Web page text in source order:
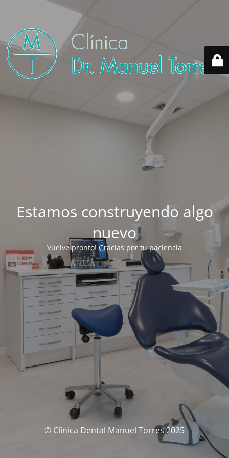
Estamos construyendo algo
nuevo
Vuelve pronto! Gracias por tu paciencia
© Clínica Dental Manuel Torres 2025